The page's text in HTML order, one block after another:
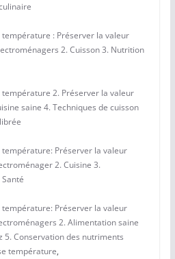
température : Préserver la valeur
2. Cuisson 3. Nutrition
température 2. Préserver la valeur
saine 4. Techniques de cuisson
température: Préserver la valeur
2. Cuisine 3.
température: Préserver la valeur
2. Alimentation saine
5. Conservation des nutriments
température,